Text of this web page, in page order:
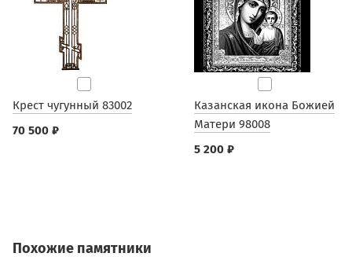
Крест чугунный 83002
70 500 ₽
Казанская икона Божией
Матери 98008
5 200 ₽
Похожие памятники